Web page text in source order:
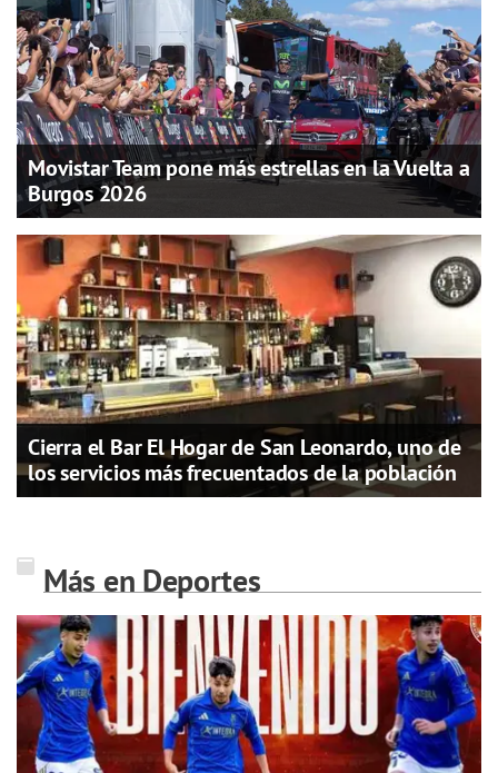
Movistar Team pone más estrellas en la Vuelta a
Burgos 2026
Cierra el Bar El Hogar de San Leonardo, uno de
los servicios más frecuentados de la población
Más en Deportes